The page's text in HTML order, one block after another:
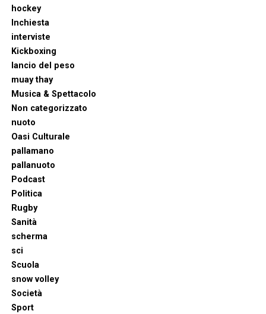
hockey
Inchiesta
interviste
Kickboxing
lancio del peso
muay thay
Musica & Spettacolo
Non categorizzato
nuoto
Oasi Culturale
pallamano
pallanuoto
Podcast
Politica
Rugby
Sanità
scherma
sci
Scuola
snow volley
Società
Sport